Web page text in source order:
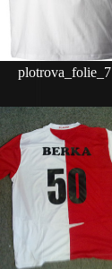
plotrova_folie_7